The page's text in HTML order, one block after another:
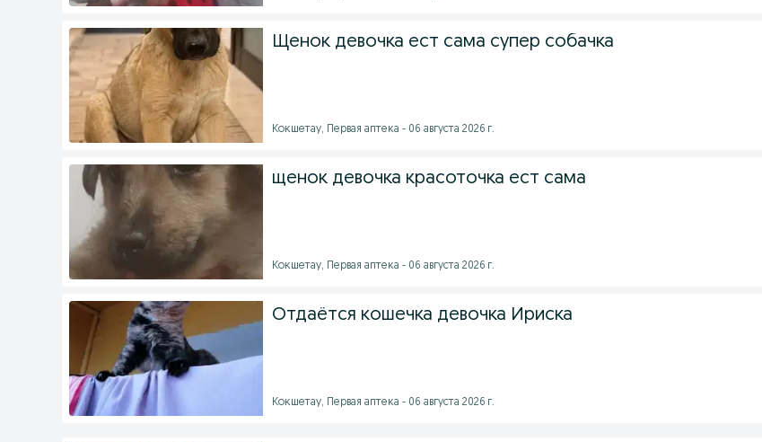
Щенок девочка ест сама супер собачка
Кокшетау, Первая аптека - 06 августа 2026 г.
щенок девочка красоточка ест сама
Кокшетау, Первая аптека - 06 августа 2026 г.
Отдаётся кошечка девочка Ириска
Кокшетау, Первая аптека - 06 августа 2026 г.